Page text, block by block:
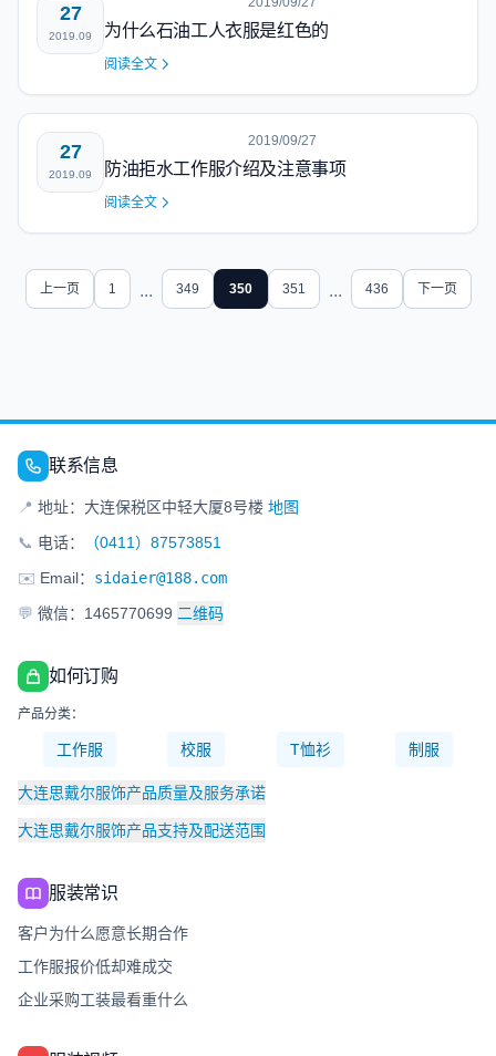
27
2019.09 为什么石油工人衣服是红色的
阅读全文
27
2019.09
2019/09/27
防油拒水工作服介绍及注意事项
阅读全文
上一页 1 ... 349 350 351 ... 436 下一页
联系信息
📍 地址：大连保税区中轻大厦8号楼 地图
📞 电话：
（0411）87573851
✉️ Email： sidaier@188.com
💬 微信：1465770699 二维码
如何订购
产品分类：
工作服 校服 T恤衫 制服
大连思戴尔服饰产品质量及服务承诺
大连思戴尔服饰产品支持及配送范围
服装常识
客户为什么愿意长期合作
工作服报价低却难成交
企业采购工装最看重什么